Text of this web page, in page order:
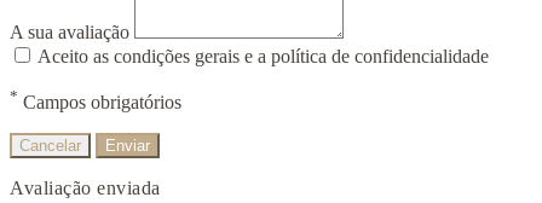
A sua avaliação
Aceito as condições gerais e a política de confidencialidade
* Campos obrigatórios
Cancelar Enviar
Avaliação enviada